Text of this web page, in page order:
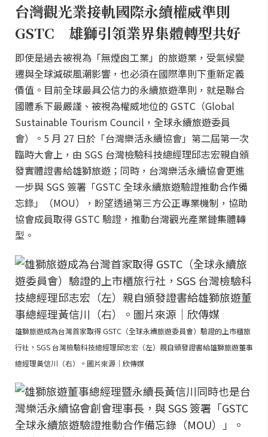
台灣觀光業接軌國際永續權威準則
GSTC 雄獅引領業界集體轉型共好
即使是過去被視為「無煙囪工業」的旅遊業，受氣候變
遷與全球減碳風潮影響，也必須在國際準則下重新定義
價值。目前全球最具公信力的永續旅遊準則，就是聯合
國體系下最嚴謹、被視為權威地位的 GSTC（Global
Sustainable Tourism Council，全球永續旅遊委員
會）。5 月 27 日於「台灣樂活永續協會」第二屆第一次
臨時大會上，由 SGS 台灣檢驗科技總經理邱志宏親自頒
發實體證書給雄獅旅遊；同時，台灣樂活永續協會更進
一步與 SGS 簽署「GSTC 全球永續旅遊驗證推動合作備
忘錄」（MOU），盼望透過第三方公正專業機制，協助
協會成員取得 GSTC 驗證，推動台灣觀光產業鏈集體轉
型。
雄獅旅遊成為台灣首家取得 GSTC（全球永續旅遊委員會）驗證的上市櫃旅
行社，SGS 台灣檢驗科技總經理邱志宏（左）親自頒發證書給雄獅旅遊董事
總經理黃信川（右）。圖片來源｜欣傳媒